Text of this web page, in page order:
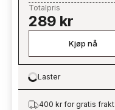
Totalpris
289 kr
Kjøp nå
Loading…
Laster
400 kr for gratis frakt